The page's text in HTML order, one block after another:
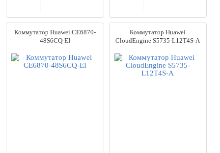
Коммутатор Huawei CE6870-
48S6CQ-EI
Коммутатор Huawei
CloudEngine S5735-L12T4S-A